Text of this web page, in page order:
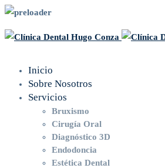
Inicio
Sobre Nosotros
Servicios
Bruxismo
Cirugía Oral
Diagnóstico 3D
Endodoncia
Estética Dental